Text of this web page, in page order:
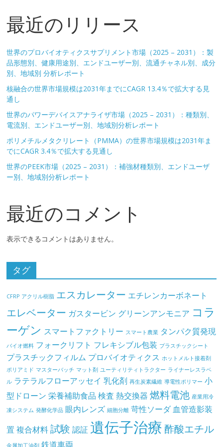
最近のリリース
世界のプロバイオティクスサプリメント市場（2025 – 2031）：製
品形態別、健康用途別、エンドユーザー別、流通チャネル別、成分
別、地域別 分析レポート
核融合の世界市場規模は2031年までにCAGR 13.4％で拡大する見
通し
世界のパワーデバイスアナライザ市場（2025 – 2031）：種類別、
電流別、エンドユーザー別、地域別分析レポート
ポリメチルメタクリレート（PMMA）の世界市場規模は2031年ま
でにCAGR 3.4％で拡大する見通し
世界のPEEK市場（2025 – 2031）：補強材種類別、エンドユーザ
ー別、地域別分析レポート
最近のコメント
表示できるコメントはありません。
タグ
CFRP アクリル樹脂 エスカレーター エチレンカーボネート
エレベーター ガスタービン グリーンアンモニア コラ
ーゲン スマートファクトリー スマート農業 タンパク質発現
バイオ燃料 フォークリフト フレキシブル包装 プラスチックシート
プラスチックフィルム プロバイオティクス ホットメルト接着剤
ポリアミド マスターバッチ マット剤 ユーティリティトラクター ライナーレスラベ
ル ラテラルフローアッセイ 乳化剤 再生炭素繊維 導電性ポリマー 小
型ドローン 栄養補助食品 検査 熱交換器 燃料電池 産業用冷
凍システム 発酵化学品 眼内レンズ 細胞分離 苛性ソーダ 血管造影装
置 複合材料 試験 認証 遺伝子治療 酢酸エチル
金属加工油剤 鉄道車両